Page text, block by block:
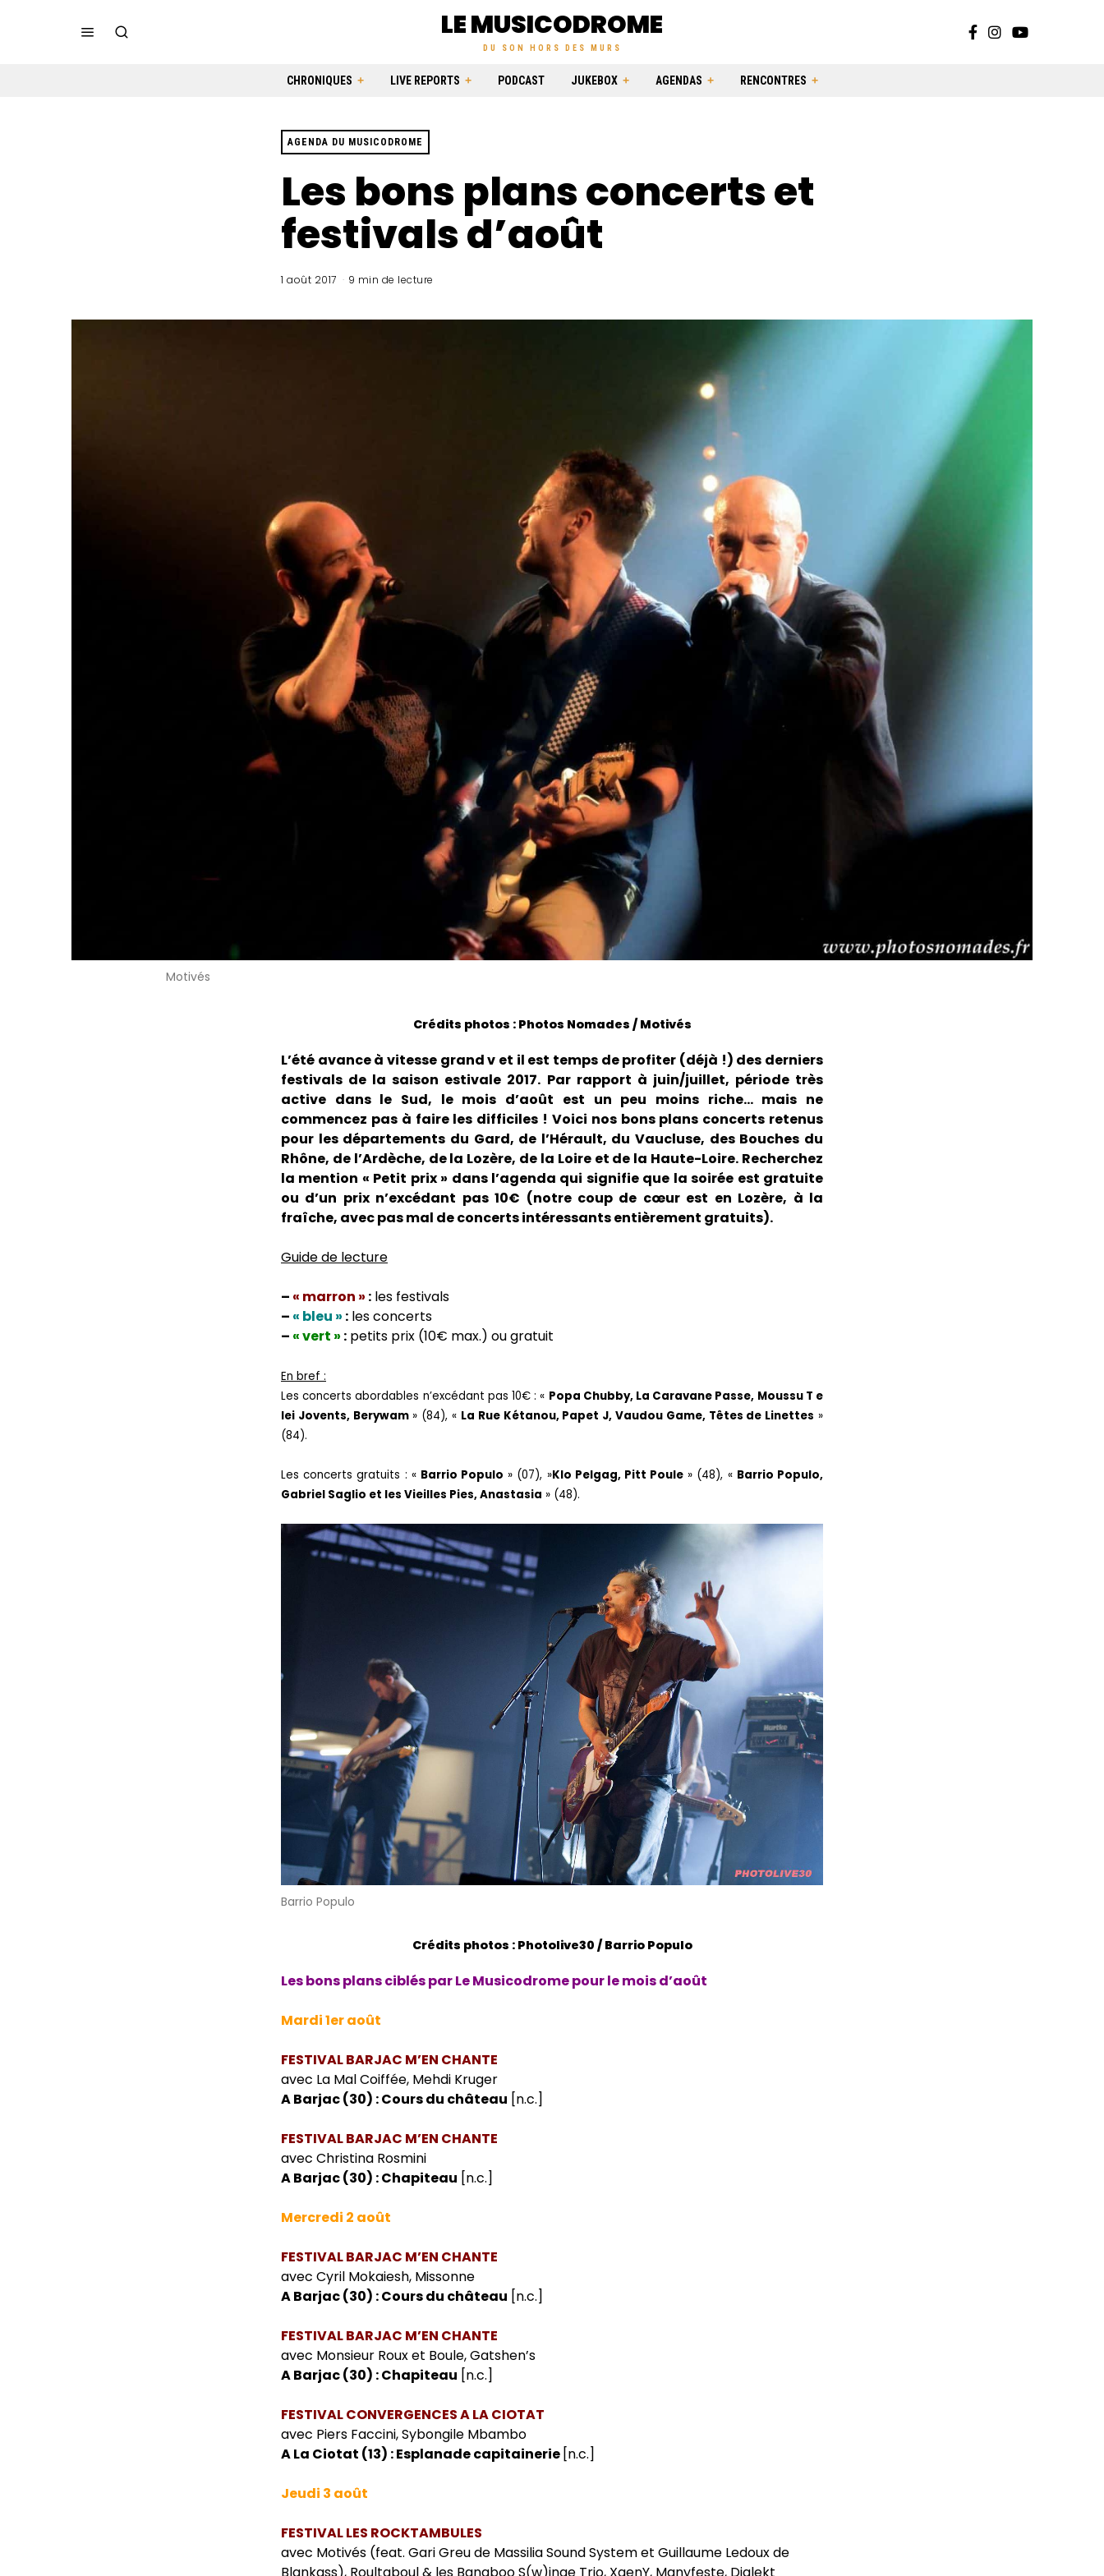
LE MUSICODROME
DU SON HORS DES MURS
CHRONIQUES LIVE REPORTS PODCAST JUKEBOX AGENDAS RENCONTRES
AGENDA DU MUSICODROME
Les bons plans concerts et
festivals d’août
1 août 2017 9 min de lecture
Motivés
Crédits photos : Photos Nomades / Motivés
L’été avance à vitesse grand v et il est temps de profiter (déjà !) des derniers
festivals de la saison estivale 2017. Par rapport à juin/juillet, période très
active dans le Sud, le mois d’août est un peu moins riche… mais ne
commencez pas à faire les difficiles ! Voici nos bons plans concerts retenus
pour les départements du Gard, de l’Hérault, du Vaucluse, des Bouches du
Rhône, de l’Ardèche, de la Lozère, de la Loire et de la Haute-Loire. Recherchez
la mention « Petit prix » dans l’agenda qui signifie que la soirée est gratuite
ou d’un prix n’excédant pas 10€ (notre coup de cœur est en Lozère, à la
fraîche, avec pas mal de concerts intéressants entièrement gratuits).
Guide de lecture
– « marron » : les festivals
– « bleu » : les concerts
– « vert » : petits prix (10€ max.) ou gratuit
En bref :
Les concerts abordables n’excédant pas 10€ : « Popa Chubby, La Caravane Passe, Moussu T e
lei Jovents, Berywam» (84), « La Rue Kétanou, Papet J, Vaudou Game, Têtes de Linettes »
(84).
Les concerts gratuits : « Barrio Populo » (07), »Klo Pelgag, Pitt Poule » (48), « Barrio Populo,
Gabriel Saglio et les Vieilles Pies, Anastasia » (48).
Barrio Populo
Crédits photos : Photolive30 / Barrio Populo
Les bons plans ciblés par Le Musicodrome pour le mois d’août
Mardi 1er août
FESTIVAL BARJAC M’EN CHANTE
avec La Mal Coiffée, Mehdi Kruger
A Barjac (30) : Cours du château [n.c.]
FESTIVAL BARJAC M’EN CHANTE
avec Christina Rosmini
A Barjac (30) : Chapiteau [n.c.]
Mercredi 2 août
FESTIVAL BARJAC M’EN CHANTE
avec Cyril Mokaiesh, Missonne
A Barjac (30) : Cours du château [n.c.]
FESTIVAL BARJAC M’EN CHANTE
avec Monsieur Roux et Boule, Gatshen’s
A Barjac (30) : Chapiteau [n.c.]
FESTIVAL CONVERGENCES A LA CIOTAT
avec Piers Faccini, Sybongile Mbambo
A La Ciotat (13) : Esplanade capitainerie [n.c.]
Jeudi 3 août
FESTIVAL LES ROCKTAMBULES
avec Motivés (feat. Gari Greu de Massilia Sound System et Guillaume Ledoux de
Blankass), Roultaboul & les Banaboo S(w)inge Trio, XgenY, Manyfeste, Djalekt